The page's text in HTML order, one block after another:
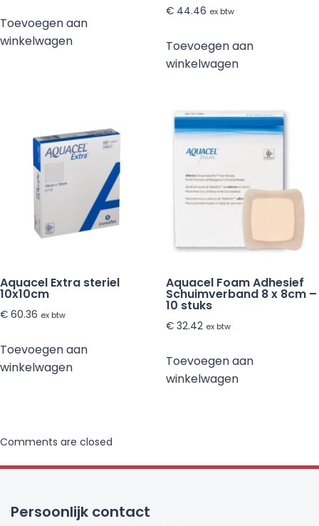
Toevoegen aan
winkelwagen
€44.46 ex btw
Toevoegen aan
winkelwagen
Aquacel Extra steriel
10x10cm
€ 60.36 ex btw
Toevoegen aan
winkelwagen
Aquacel Foam Adhesief
Schuimverband 8 x 8cm –
10 stuks
€32.42 ex btw
Toevoegen aan
winkelwagen
Comments are closed
Persoonlijk contact